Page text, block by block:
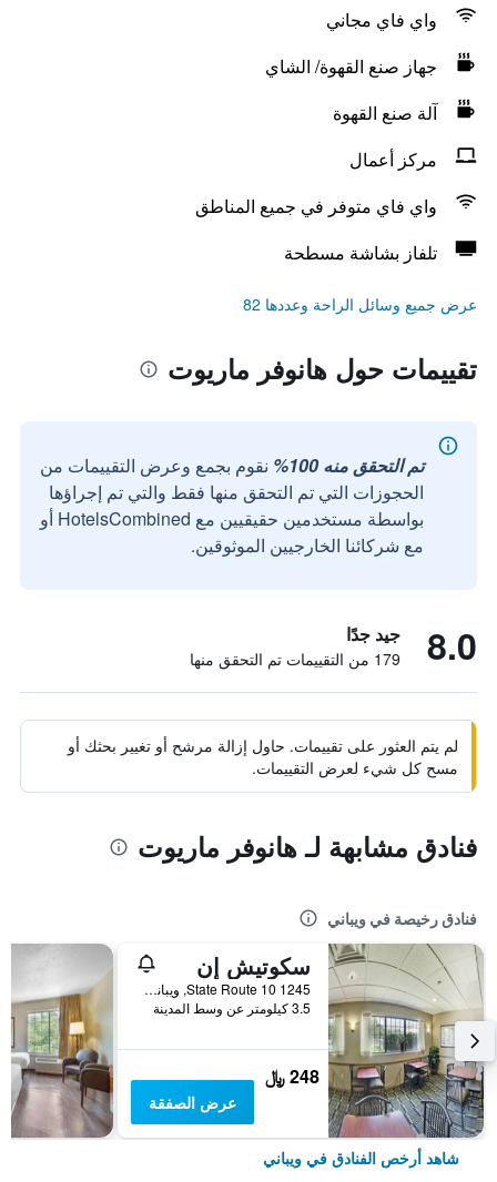
واي فاي مجاني
جهاز صنع القهوة/ الشاي
آلة صنع القهوة
مركز أعمال
واي فاي متوفر في جميع المناطق
تلفاز بشاشة مسطحة
عرض جميع وسائل الراحة وعددها 82
تقييمات حول هانوفر ماريوت
تم التحقق منه 100%
نقوم بجمع وعرض التقييمات من
الحجوزات التي تم التحقق منها فقط والتي تم إجراؤها
بواسطة مستخدمين حقيقيين مع HotelsCombined أو
مع شركائنا الخارجيين الموثوقين.
8.0 جيد جدًا
179 من التقييمات تم التحقق منها
لم يتم العثور على تقييمات. حاول إزالة مرشح أو تغيير بحثك أو
مسح كل شيء لعرض التقييمات.
فنادق مشابهة لـ هانوفر ماريوت
فنادق رخيصة في ويباني
سكوتيش إن
1245 State Route 10, ويباني, NJ, الولايات المتحدة الأميريكية
3.5 كيلومتر عن وسط المدينة
248 ﷼
عرض الصفقة
شاهد أرخص الفنادق في ويباني